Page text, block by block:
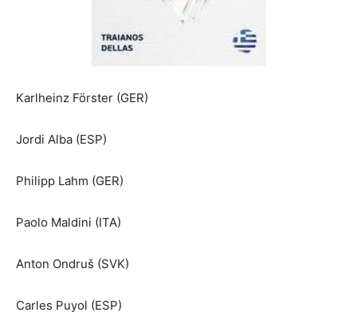
Karlheinz Förster (GER)
Jordi Alba (ESP)
Philipp Lahm (GER)
Paolo Maldini (ITA)
Anton Ondruš (SVK)
Carles Puyol (ESP)